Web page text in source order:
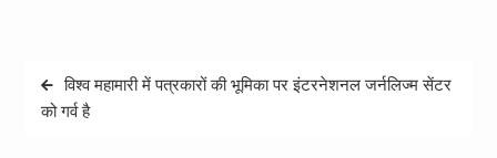
Post
navigation
विश्व महामारी में पत्रकारों की भूमिका पर इंटरनेशनल जर्नलिज्म सेंटर
को गर्व है